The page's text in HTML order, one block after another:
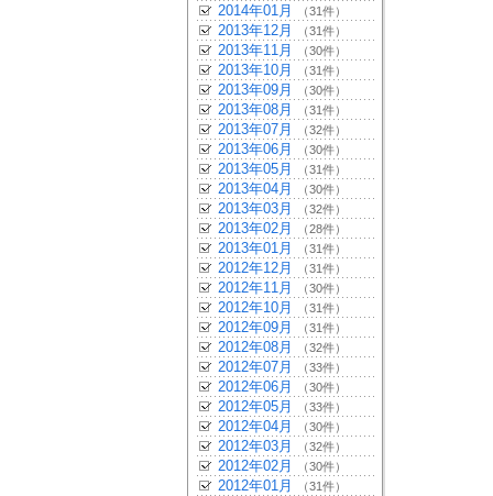
2014年01月 （31件）
2013年12月 （31件）
2013年11月 （30件）
2013年10月 （31件）
2013年09月 （30件）
2013年08月 （31件）
2013年07月 （32件）
2013年06月 （30件）
2013年05月 （31件）
2013年04月 （30件）
2013年03月 （32件）
2013年02月 （28件）
2013年01月 （31件）
2012年12月 （31件）
2012年11月 （30件）
2012年10月 （31件）
2012年09月 （31件）
2012年08月 （32件）
2012年07月 （33件）
2012年06月 （30件）
2012年05月 （33件）
2012年04月 （30件）
2012年03月 （32件）
2012年02月 （30件）
2012年01月 （31件）